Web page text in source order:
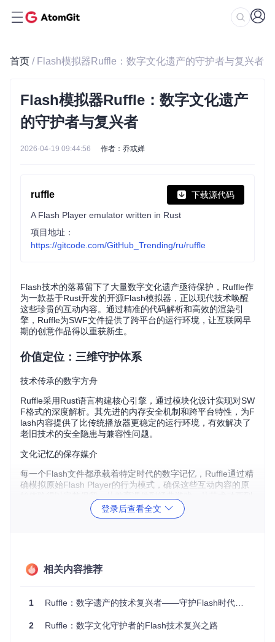
首页 / Flash模拟器Ruffle：数字文化遗产的守护者与复兴者
Flash模拟器Ruffle：数字文化遗产
的守护者与复兴者
2026-04-19 09:44:56 作者：乔或婵
ruffle 下载源代码
A Flash Player emulator written in Rust
项目地址：
https://gitcode.com/GitHub_Trending/ru/ruffle
Flash技术的落幕留下了大量数字文化遗产亟待保护，Ruffle作
为一款基于Rust开发的开源Flash模拟器，正以现代技术唤醒
这些珍贵的互动内容。通过精准的代码解析和高效的渲染引
擎，Ruffle为SWF文件提供了跨平台的运行环境，让互联网早
期的创意作品得以重获新生。
价值定位：三维守护体系
技术传承的数字方舟
Ruffle采用Rust语言构建核心引擎，通过模块化设计实现对SW
F格式的深度解析。其先进的内存安全机制和跨平台特性，为F
lash内容提供了比传统播放器更稳定的运行环境，有效解决了
老旧技术的安全隐患与兼容性问题。
文化记忆的保存媒介
每一个Flash文件都承载着特定时代的数字记忆，Ruffle通过精
确模拟原始Flash Player的行为模式，确保这些互动内容的原
交互广告，Ruffle让数字文化遗产不再随技术迭代而消逝。
范围，社区驱动的问题修复和功能优化确保了项目的长期可持
展示数字遗产保护的实际应用
登录后查看全文
相关内容推荐
1 Ruffle：数字遗产的技术复兴者——守护Flash时代的互动艺术
2 Ruffle：数字文化守护者的Flash技术复兴之路